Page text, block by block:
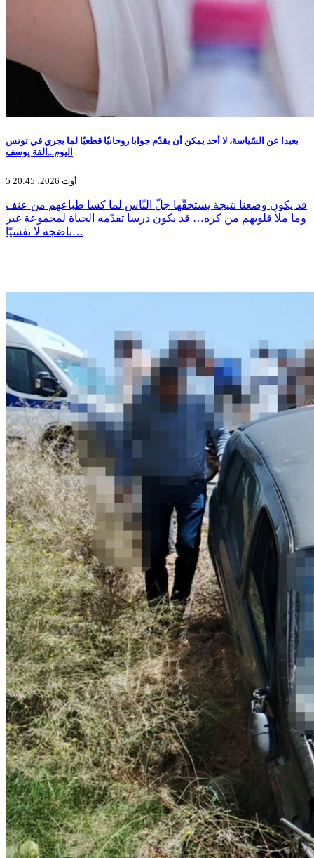
بعيدا عن السّياسة، لا أحد يمكن أن يقدّم جوابا روحانيّا قطعيّا لما يجري في تونس
اليوم...الفة يوسف
5 أوت 2026، 20:45
قد يكون وضعنا نتيجة يستحقّها جلّ النّاس لما كسا طباعهم من عنف
وما ملأ قلوبهم من كره… قد يكون درسا تقدّمه الحياة لمجموعة غير
ناضجة لا نفسيّا…